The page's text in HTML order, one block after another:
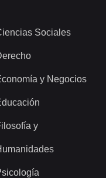
Sociales
y Negocios
y